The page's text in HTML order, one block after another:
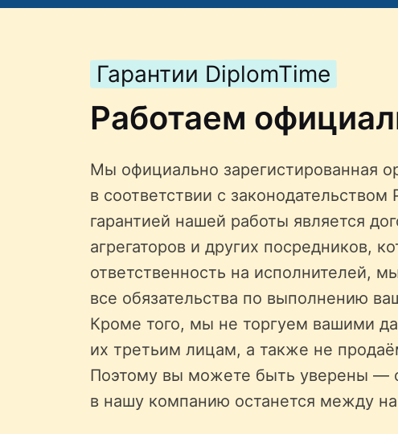
Гарантии DiplomTime
Работаем
Мы официально зарегистированная
в соответствии с
гарантией нашей работы является
агрегаторов и других посредников,
ответственность на исполнителей,
все обязательства по выполнению
Кроме того, мы не торгуем вашими
их третьим лицам, а также не
Поэтому вы можете быть уверены —
в нашу компанию останется между